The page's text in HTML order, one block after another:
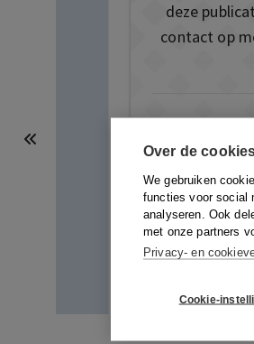
Over de
We gebruiken
functies voor social
analyseren. Ook
met onze partners
Privacy- en
Cookie-
deze
contact op
Deze
ook de